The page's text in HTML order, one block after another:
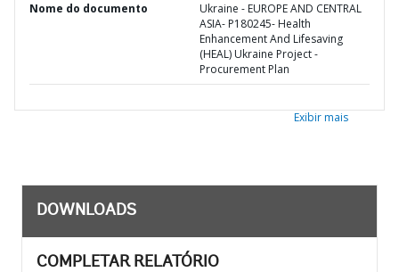
Nome do documento
Ukraine - EUROPE AND CENTRAL
ASIA- P180245- Health
Enhancement And Lifesaving
(HEAL) Ukraine Project -
Procurement Plan
Exibir mais
DOWNLOADS
COMPLETAR RELATÓRIO